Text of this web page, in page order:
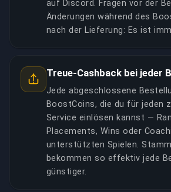
auf Discord. Fragen vor der
Änderungen während des
nach der Lieferung: Es ist
Treue-Cashback bei jeder
Jede abgeschlossene
BoostCoins, die du für jeden
Service einlösen kannst —
Placements, Wins oder
unterstützten Spielen.
bekommen so effektiv jede
günstiger.